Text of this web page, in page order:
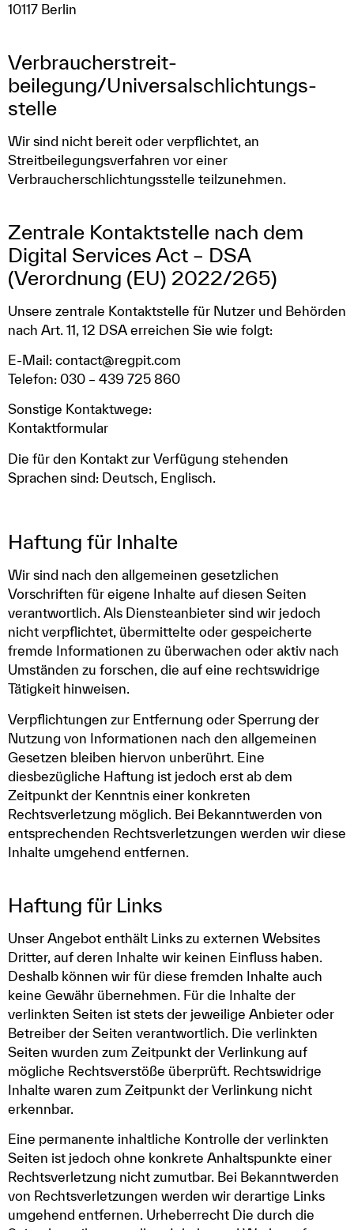
10117 Berlin
Verbraucher­streit­
beilegung/Universal­schlichtungs­
stelle
Wir sind nicht bereit oder verpflichtet, an
Streitbeilegungsverfahren vor einer
Verbraucherschlichtungsstelle teilzunehmen.
Zentrale Kontaktstelle nach dem
Digital Services Act – DSA
(Verordnung (EU) 2022/265)
Unsere zentrale Kontaktstelle für Nutzer und Behörden
nach Art. 11, 12 DSA erreichen Sie wie folgt:
E-Mail: contact@regpit.com
Telefon: 030 – 439 725 860
Sonstige Kontaktwege:
Kontaktformular
Die für den Kontakt zur Verfügung stehenden
Sprachen sind: Deutsch, Englisch.
Haftung für Inhalte
Wir sind nach den allgemeinen gesetzlichen
Vorschriften für eigene Inhalte auf diesen Seiten
verantwortlich. Als Diensteanbieter sind wir jedoch
nicht verpflichtet, übermittelte oder gespeicherte
fremde Informationen zu überwachen oder aktiv nach
Umständen zu forschen, die auf eine rechtswidrige
Tätigkeit hinweisen.
Verpflichtungen zur Entfernung oder Sperrung der
Nutzung von Informationen nach den allgemeinen
Gesetzen bleiben hiervon unberührt. Eine
diesbezügliche Haftung ist jedoch erst ab dem
Zeitpunkt der Kenntnis einer konkreten
Rechtsverletzung möglich. Bei Bekanntwerden von
entsprechenden Rechtsverletzungen werden wir diese
Inhalte umgehend entfernen.
Haftung für Links
Unser Angebot enthält Links zu externen Websites
Dritter, auf deren Inhalte wir keinen Einfluss haben.
Deshalb können wir für diese fremden Inhalte auch
keine Gewähr übernehmen. Für die Inhalte der
verlinkten Seiten ist stets der jeweilige Anbieter oder
Betreiber der Seiten verantwortlich. Die verlinkten
Seiten wurden zum Zeitpunkt der Verlinkung auf
mögliche Rechtsverstöße überprüft. Rechtswidrige
Inhalte waren zum Zeitpunkt der Verlinkung nicht
erkennbar.
Eine permanente inhaltliche Kontrolle der verlinkten
Seiten ist jedoch ohne konkrete Anhaltspunkte einer
Rechtsverletzung nicht zumutbar. Bei Bekanntwerden
von Rechtsverletzungen werden wir derartige Links
umgehend entfernen. Urheberrecht Die durch die